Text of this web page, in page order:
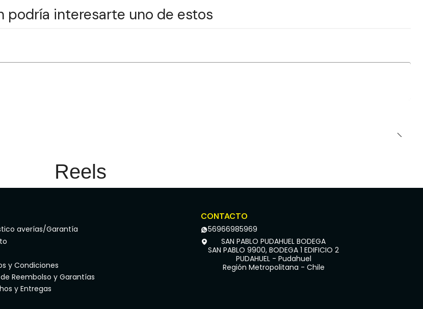
podría interesarte uno de estos
Reels
averías/Garantía
y Condiciones
Reembolso y Garantías
y Entregas
CONTACTO
56966985969
SAN PABLO PUDAHUEL BODEGA
SAN PABLO 9900, BODEGA 1 EDIFICIO 2
PUDAHUEL - Pudahuel
Región Metropolitana - Chile